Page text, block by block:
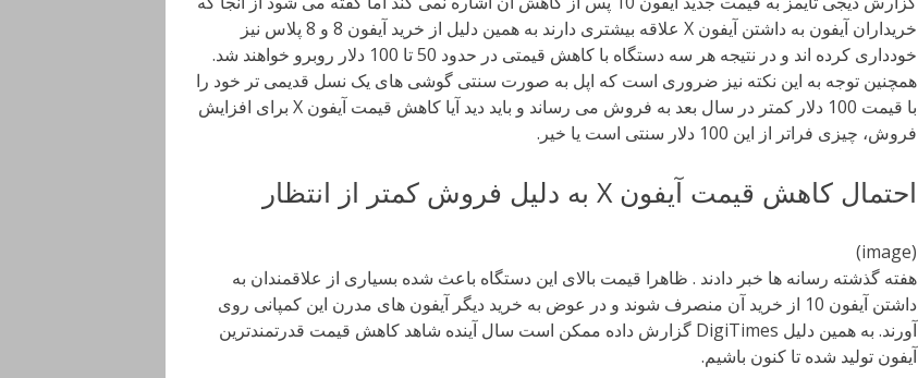
خریداران آیفون به داشتن آیفون X علاقه بیشتری دارند به همین دلیل از خرید آیفون 8 و 8 پلاس نیز
خودداری کرده اند و در نتیجه هر سه دستگاه با کاهش قیمتی در حدود 50 تا 100 دلار روبرو خواهند شد.
همچنین توجه به این نکته نیز ضروری است که اپل به صورت سنتی گوشی های یک نسل قدیمی تر خود را
با قیمت 100 دلار کمتر در سال بعد به فروش می رساند و باید دید آیا کاهش قیمت آیفون X برای افزایش
فروش، چیزی فراتر از این 100 دلار سنتی است یا خیر.
احتمال کاهش قیمت آیفون X به دلیل فروش کمتر از انتظار
(image)
هفته گذشته رسانه ها خبر دادند . ظاهرا قیمت بالای این دستگاه باعث شده بسیاری از علاقمندان به
داشتن آیفون 10 از خرید آن منصرف شوند و در عوض به خرید دیگر آیفون های مدرن این کمپانی روی
آورند. به همین دلیل DigiTimes گزارش داده ممکن است سال آینده شاهد کاهش قیمت قدرتمندترین
آیفون تولید شده تا کنون باشیم.